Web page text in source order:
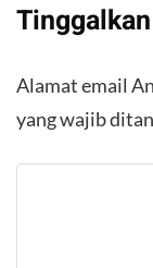
Alamat email
yang wajib